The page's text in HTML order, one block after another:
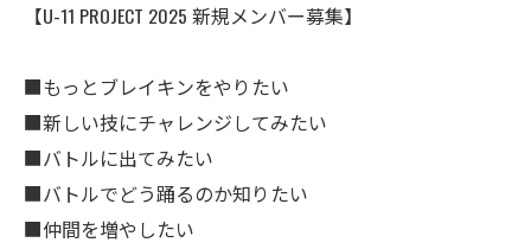
【U-11 PROJECT 2025 新規メンバー募集】
■もっとブレイキンをやりたい
■新しい技にチャレンジしてみたい
■バトルに出てみたい
■バトルでどう踊るのか知りたい
■仲間を増やしたい